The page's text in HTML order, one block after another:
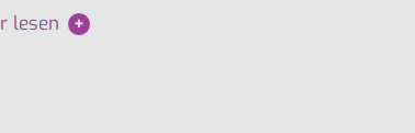
lesen +